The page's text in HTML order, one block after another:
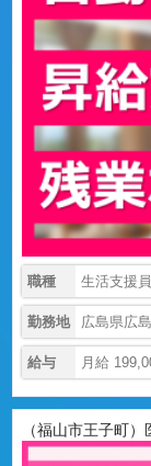
職種 生活支援
勤務地 広島県広
給与 月給
（福山市王子町）